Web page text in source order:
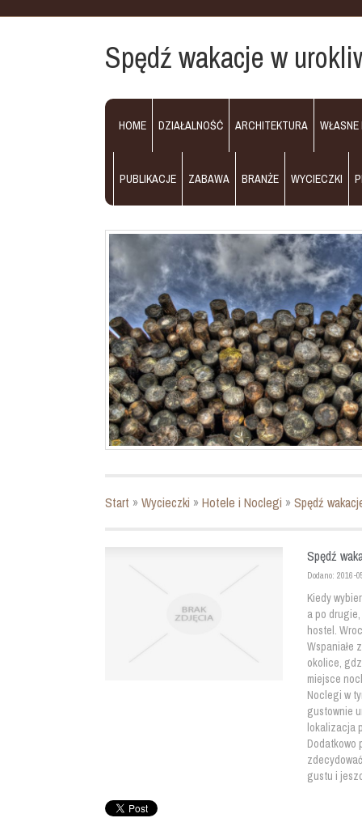
Spędź wakacje w
HOME DZIAŁALNOŚĆ ARCHITEKTURA WŁASNE
PUBLIKACJE ZABAWA BRANŻE WYCIECZKI
Start »Wycieczki »Hotele i Noclegi »Spędź
Spędź
Dodano: 2016-
Kiedy
a po
hostel.
Wspaniałe
okolice,
miejsce
Noclegi w
gustownie
lokalizacja
Dodatkowo
gustu i